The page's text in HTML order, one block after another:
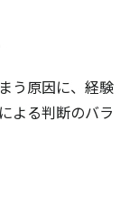
う原因に、経験
よる判断のバラ